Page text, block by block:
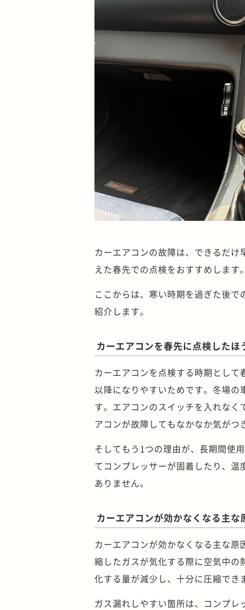
カーエアコンの故障は、できるだ
えた春先での点検をおすすめします。
ここからは、寒い時期を過ぎた後
紹介します。
カーエアコンを春先に点検したほ
カーエアコンを点検する時期とし
以降になりやすいためです。冬場
す。エアコンのスイッチを入れな
アコンが故障してもなかなか気がつ
そしてもう1つの理由が、長期間使
てコンプレッサーが固着したり、温
ありません。
カーエアコンが効かなくなる主な
カーエアコンが効かなくなる主な
縮したガスが気化する際に空気中
化する量が減少し、十分に圧縮でき
ガス漏れしやすい箇所は、コンプ